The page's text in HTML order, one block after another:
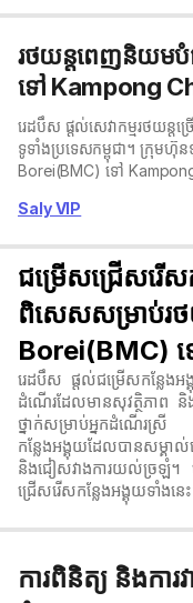
រថយន្តពេញនិយម
ទៅ Kampong
រេដបឹស ផ្តល់សេវាកម្មរថយន្ត
ទូទាំងប្រទេសកម្ពុជា។ ក្រុម
Borei(BMC) ទៅ
Saly VIP
ជម្រើសជ្រើសរើស
ពិសេសសម្រាប់រ
Borei(BMC)
រេដបឹស ផ្តល់ជម្រើសកន្លែង
ដំណើរដែលមានសុវត្ថិភាព និ
ថ្នាក់សម្រាប់អ្នកដំណើរស្រី
កន្លែងអង្គុយដែលបានសម្គ
និងជៀសវាងការយល់ច្រឡំ។
ជ្រើសរើសកន្លែងអង្គុយទាំងនេ
ការពិនិត្យ និងការ